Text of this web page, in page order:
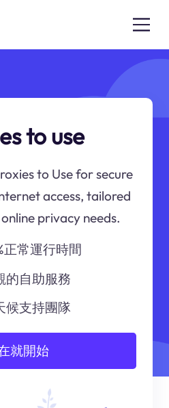
to use
to Use for secure
access, tailored
privacy needs.
正常運行時間
的自助服務
候支持團隊
就開始